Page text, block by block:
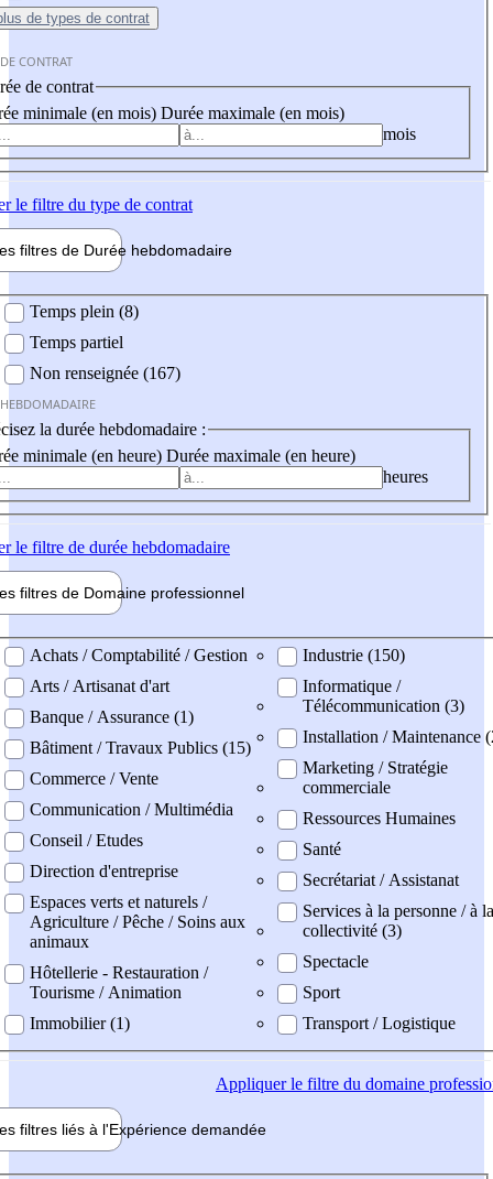
de types de contrat
CONTRAT
de contrat
minimale (en mois) Durée maximale (en mois)
mois
le filtre du type de contrat
filtres de Durée hebdomadaire
Temps plein (8)
Temps partiel
Non renseignée (167)
la durée hebdomadaire :
minimale (en heure) Durée maximale (en heure)
heures
le filtre de durée hebdomadaire
filtres de Domaine professionnel
professionel
Achats / Comptabilité / Gestion
Arts / Artisanat d'art
Banque / Assurance (1)
Bâtiment / Travaux Publics (15)
Commerce / Vente
Communication / Multimédia
Conseil / Etudes
Direction d'entreprise
Espaces verts et naturels /
Agriculture / Pêche / Soins aux
animaux
Hôtellerie - Restauration /
Tourisme / Animation
Immobilier (1)
Industrie (150)
Informatique /
Télécommunication (3)
Installation / Maintenance
Marketing / Stratégie
commerciale
Ressources Humaines
Santé
Secrétariat / Assistanat
Services à la personne / à la
collectivité (3)
Spectacle
Sport
Transport / Logistique
Appliquerle filtre du domaine
filtres liés à l'Expérience demandée